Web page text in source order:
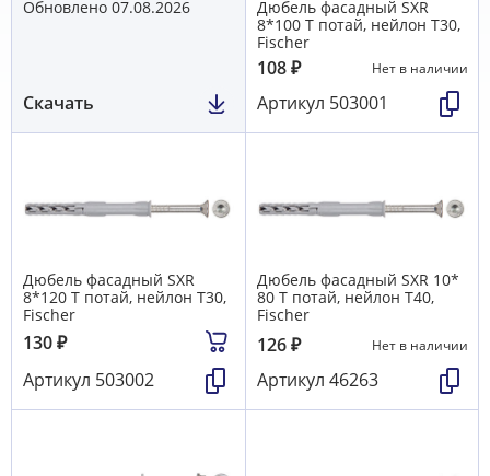
Обновлено 07.08.2026
Скачать
Дюбель фасадный SXR
8*100 T потай, нейлон T30,
Fischer
108₽ Нет в наличии
Артикул 503001
Дюбель фасадный SXR
8*120 T потай, нейлон T30,
Fischer
130₽
Артикул 503002
Дюбель фасадный SXR 10*
80 T потай, нейлон T40,
Fischer
126₽ Нет в наличии
Артикул 46263